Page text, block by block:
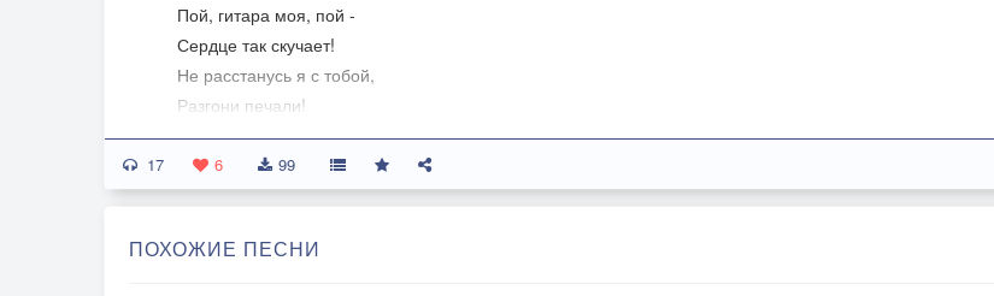
Пой, гитара моя, пой -
Сердце так скучает!
Не расстанусь я с тобой,
Разгони печали!
Струн коснусь едва твоих
Радости не скрою:
Рай один для нас двоих -
П-в:
17 6 99
ПОХОЖИЕ ПЕСНИ